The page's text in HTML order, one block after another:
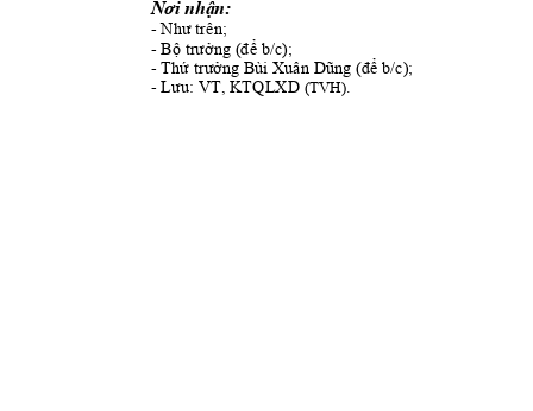
Nơi nhận:
- Như trên;
- Bộ trưởng (để b/c);
- Thứ trưởng Bùi Xuân Dũng (để b/c);
- Lưu: VT, KTQLXD (TVH).